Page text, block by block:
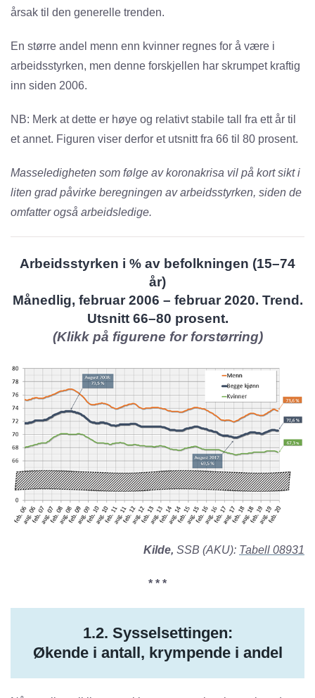
årsak til den generelle trenden.
En større andel menn enn kvinner regnes for å være i
arbeidsstyrken, men denne forskjellen har skrumpet kraftig
inn siden 2006.
NB: Merk at dette er høye og relativt stabile tall fra ett år til
et annet. Figuren viser derfor et utsnitt fra 66 til 80 prosent.
Masseledigheten som følge av koronakrisa vil på kort sikt i
liten grad påvirke beregningen av arbeidsstyrken, siden de
omfatter også arbeidsledige.
Arbeidsstyrken i % av befolkningen (15–74
år)
Månedlig, februar 2006 – februar 2020. Trend.
Utsnitt 66–80 prosent.
(Klikk på figurene for forstørring)
Kilde, SSB (AKU): Tabell 08931
* * *
1.2. Sysselsettingen:
Økende i antall, krympende i andel